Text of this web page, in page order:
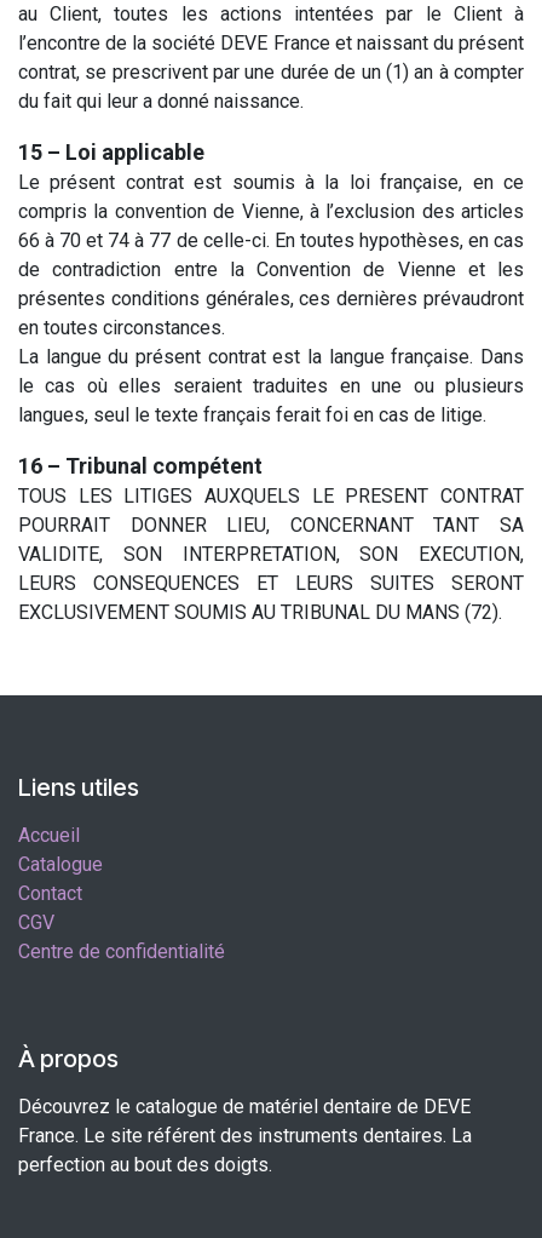
au Client, toutes les actions intentées par le Client à
l’encontre de la société DEVE France et naissant du présent
contrat, se prescrivent par une durée de un (1) an à compter
du fait qui leur a donné naissance.
15 – Loi applicable
Le présent contrat est soumis à la loi française, en ce
compris la convention de Vienne, à l’exclusion des articles
66 à 70 et 74 à 77 de celle-ci. En toutes hypothèses, en cas
de contradiction entre la Convention de Vienne et les
présentes conditions générales, ces dernières prévaudront
en toutes circonstances.
La langue du présent contrat est la langue française. Dans
le cas où elles seraient traduites en une ou plusieurs
langues, seul le texte français ferait foi en cas de litige.
16 – Tribunal compétent
TOUS LES LITIGES AUXQUELS LE PRESENT CONTRAT
POURRAIT DONNER LIEU, CONCERNANT TANT SA
VALIDITE, SON INTERPRETATION, SON EXECUTION,
LEURS CONSEQUENCES ET LEURS SUITES SERONT
EXCLUSIVEMENT SOUMIS AU TRIBUNAL DU MANS (72).
Liens utiles
Accueil
Catalogue
Contact
CGV
Centre de confidentialité
À propos
Découvrez le catalogue de matériel dentaire de DEVE
France. Le site référent des instruments dentaires. La
perfection au bout des doigts.